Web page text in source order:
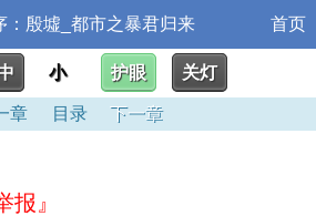
：殷墟_都市之暴君归来 首页
小 护眼 关灯
章 目录 下一章
报』